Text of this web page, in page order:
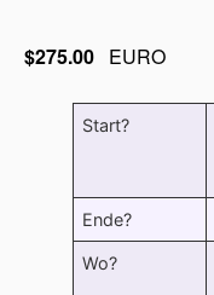
$275.00 EURO
Start?
Ende?
Wo?